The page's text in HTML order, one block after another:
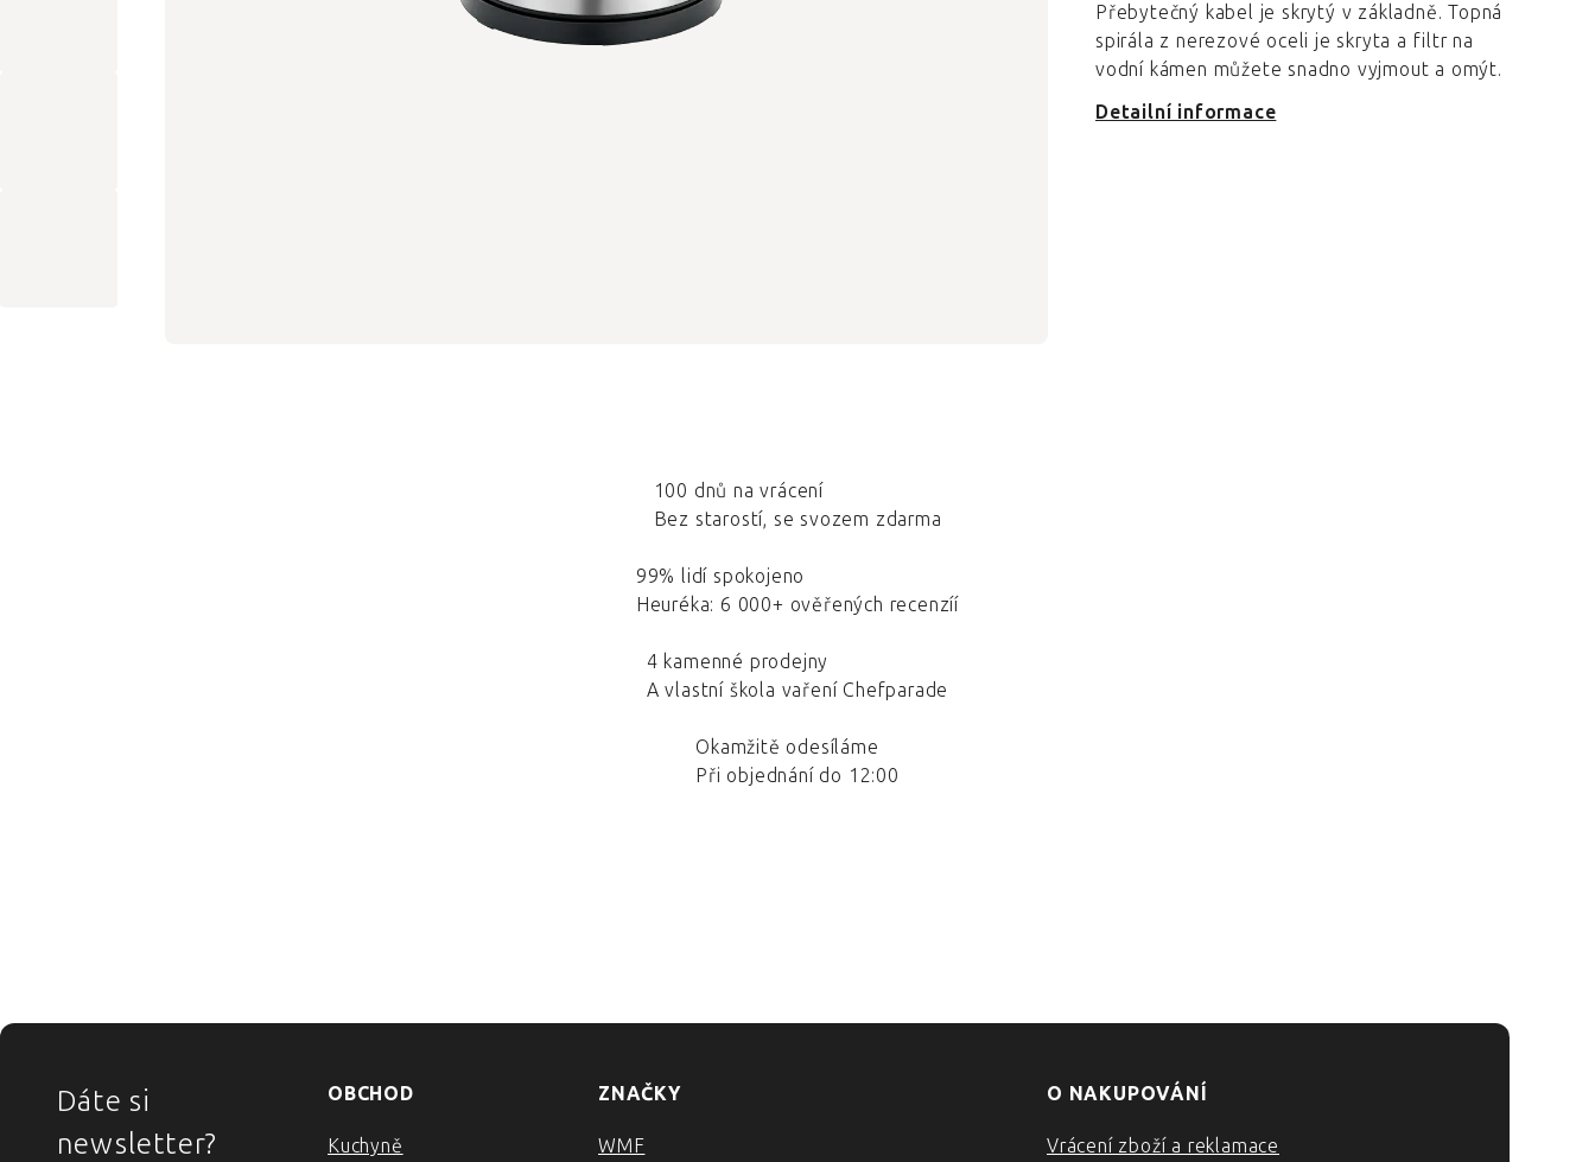
Přebytečný kabel je skrytý v základně. Topná
spirála z nerezové oceli je skryta a filtr na
vodní kámen můžete snadno vyjmout a omýt.
Detailní informace
100 dnů na vrácení
Bez starostí, se svozem zdarma
99% lidí spokojeno
Heuréka: 6 000+ ověřených recenzíí
4 kamenné prodejny
A vlastní škola vaření Chefparade
Okamžitě odesíláme
Při objednání do 12:00
ZÁPATÍ
Dáte si
newsletter?
OBCHOD
Kuchyně
ZNAČKY
WMF
O NAKUPOVÁNÍ
Vrácení zboží a reklamace